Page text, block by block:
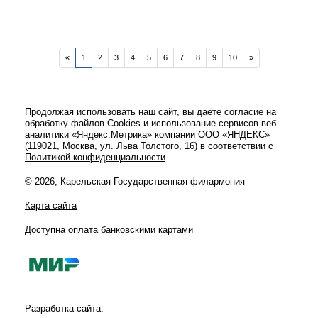
КОНЦЕРТ «УНОСИ МОЁ СЕРДЦЕ»
(27. 02. 2026)
« 1 2 3 4 5 6 7 8 9 10 »
Продолжая использовать наш сайт, вы даёте согласие на
обработку файлов Cookies и использование сервисов веб-
аналитики «Яндекс.Метрика» компании ООО «ЯНДЕКС»
(119021, Москва, ул. Льва Толстого, 16) в соответствии с
Политикой конфиденциальности.
© 2026, Карельская Государственная филармония
Карта сайта
Доступна оплата банковскими картами
Разработка сайта: